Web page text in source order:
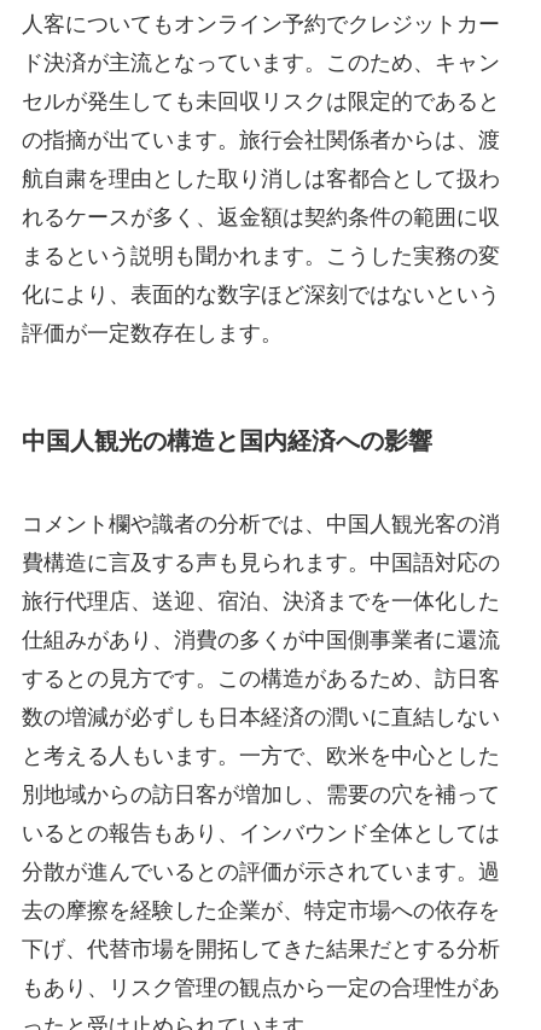
人客についてもオンライン予約でクレジットカー
ド決済が主流となっています。このため、キャン
セルが発生しても未回収リスクは限定的であると
の指摘が出ています。旅行会社関係者からは、渡
航自粛を理由とした取り消しは客都合として扱わ
れるケースが多く、返金額は契約条件の範囲に収
まるという説明も聞かれます。こうした実務の変
化により、表面的な数字ほど深刻ではないという
評価が一定数存在します。
中国人観光の構造と国内経済への影響
コメント欄や識者の分析では、中国人観光客の消
費構造に言及する声も見られます。中国語対応の
旅行代理店、送迎、宿泊、決済までを一体化した
仕組みがあり、消費の多くが中国側事業者に還流
するとの見方です。この構造があるため、訪日客
数の増減が必ずしも日本経済の潤いに直結しない
と考える人もいます。一方で、欧米を中心とした
別地域からの訪日客が増加し、需要の穴を補って
いるとの報告もあり、インバウンド全体としては
分散が進んでいるとの評価が示されています。過
去の摩擦を経験した企業が、特定市場への依存を
下げ、代替市場を開拓してきた結果だとする分析
もあり、リスク管理の観点から一定の合理性があ